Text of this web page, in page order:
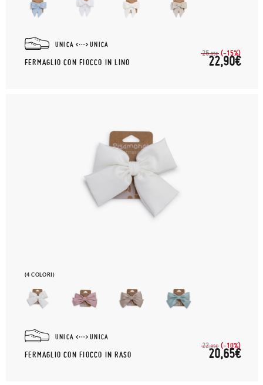
UNICA UNICA
FERMAGLIO CON FIOCCO IN LINO
26,95€ (-15%)
22,90€
(4 COLORI)
UNICA UNICA
FERMAGLIO CON FIOCCO IN RASO
22,95€ (-10%)
20,65€